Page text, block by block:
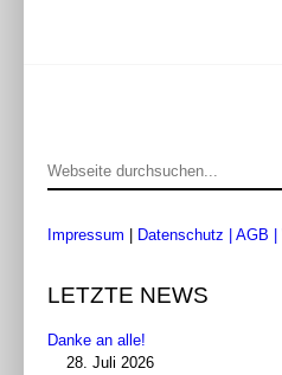
Impressum | Datenschutz | AGB |
LETZTE NEWS
Danke an alle!
28. Juli 2026